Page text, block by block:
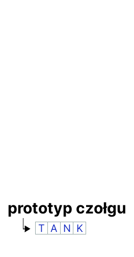
prototyp czołgu
T A N K